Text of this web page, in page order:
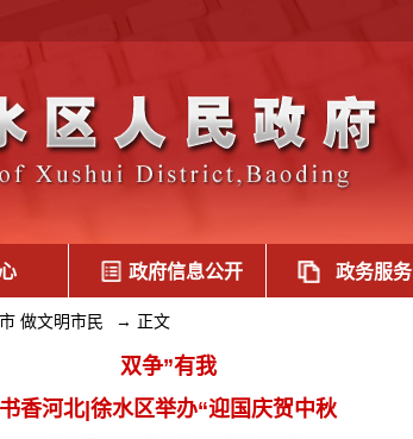
政府信息公开 政务服务
做文明市民 → 正文
双争”有我
书香河北|徐水区举办“迎国庆贺中秋